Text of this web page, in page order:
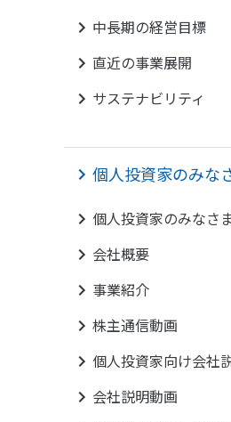
中長期の経営目標
直近の事業展開
サステナビリティ
個人投資家のみな
個人投資家のみなさ
会社概要
事業紹介
株主通信動画
個人投資家向け会社
会社説明動画